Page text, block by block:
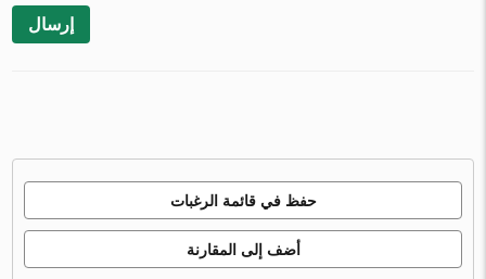
إرسال
حفظ في قائمة الرغبات
أضف إلى المقارنة